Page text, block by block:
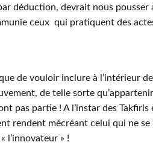
déduction, devrait nous pousser
ceux qui pratiquent des
de vouloir inclure à l’intérieur
de telle sorte
pas partie ! A l’instar des
rendent mécréant celui qui ne
l’innovateur » !